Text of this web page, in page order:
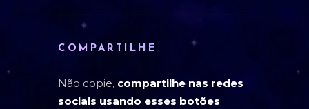
COMPARTILHE
Não copie, compartilhe nas redes
sociais usando esses botões